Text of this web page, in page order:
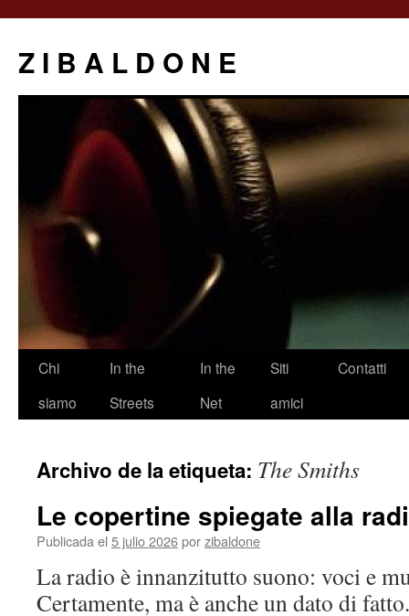
Z I B A L D O N E
Saltar
Chi
siamo
In the
Streets
In the
Net
Siti
amici
Contatti
Archivo de la etiqueta: The Smiths
Le copertine spiegate alla
Publicada el 5 julio 2026porzibaldone
La radio è innanzitutto suono: voci e
Certamente, ma è anche un dato di